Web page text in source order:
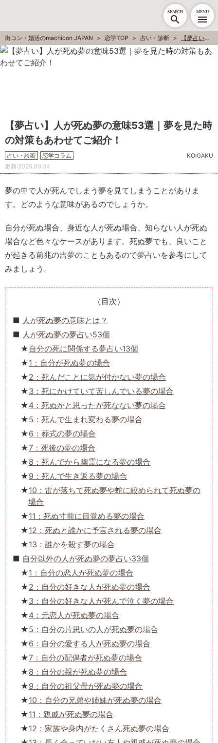
SEARCH MENU
街コン・婚活のmachicon JAPAN 恋学TOP 占い・診断 【夢占い】人が死ぬ夢の意味53選｜夢を見た時の対策もあわせてご紹介！
【夢占い】人が死ぬ夢の意味53選｜夢を見た時
の対策もあわせてご紹介！
占い・診断 恋学コラム
KOIGAKU
更新:2025.09.04
夢の中で人が死んでしまう夢を見てしまうことがありま
す。どのような意味があるのでしょうか。
自分が死ぬ場合、身近な人が死ぬ場合、知らない人が死ぬ
場合など色々なケースがあります。死ぬ夢でも、良いこと
が起きる前兆の吉夢のこともあるので夢占いを参考にして
みましょう。
（目次）
人が死ぬ夢の意味とは？
人が死ぬ夢の夢占い53個
自分の死に関係する夢占い13個
1：自分が死ぬ夢の場合
2：死んだことに気が付かない夢の場合
3：死にかけていて苦しんでいる夢の場合
4：死ぬかと思ったが死なない夢の場合
5：死んで生まれ変わる夢の場合
6：葬式の夢の場合
7：死後の夢の場合
8：死んでから幽霊になる夢の場合
9：死んで生き返る夢の場合
10：雷が落ちて死ぬ夢や蛇に絞められて死ぬ夢の
場合
11：死ぬ寸前に目覚める夢の場合
12：死ぬと誰かに予言される夢の場合
13：誰かを殺す夢の場合
自分以外の人が死ぬ夢の夢占い33個
1：自分の恋人が死ぬ夢の場合
2：自分の好きな人が死ぬ夢の場合
3：自分の好きな人が死んで泣く夢の場合
4：元恋人が死ぬ夢の場合
5：自分の片思いの人が死ぬ夢の場合
6：自分の愛する人が死ぬ夢の場合
7：自分の配偶者が死ぬ夢の場合
8：自分の親が死ぬ夢の場合
9：自分の祖父母が死ぬ夢の場合
10：自分の兄弟や姉妹が死ぬ夢の場合
11：親戚が死ぬ夢の場合
12：家族や身内がたくさん死ぬ夢の場合